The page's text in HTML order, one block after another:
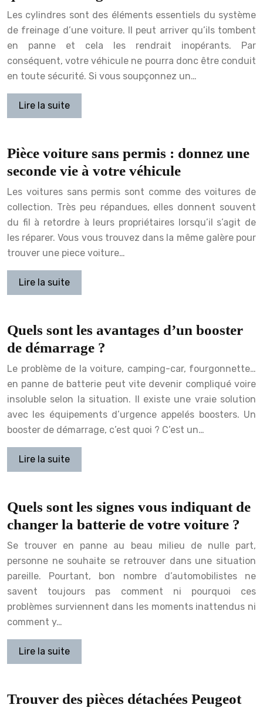
Les cylindres sont des éléments essentiels du système
de freinage d’une voiture. Il peut arriver qu’ils tombent
en panne et cela les rendrait inopérants. Par
conséquent, votre véhicule ne pourra donc être conduit
en toute sécurité. Si vous soupçonnez un…
Lire la suite
Pièce voiture sans permis : donnez une
seconde vie à votre véhicule
Les voitures sans permis sont comme des voitures de
collection. Très peu répandues, elles donnent souvent
du fil à retordre à leurs propriétaires lorsqu’il s’agit de
les réparer. Vous vous trouvez dans la même galère pour
trouver une piece voiture…
Lire la suite
Quels sont les avantages d’un booster
de démarrage ?
Le problème de la voiture, camping-car, fourgonnette…
en panne de batterie peut vite devenir compliqué voire
insoluble selon la situation. Il existe une vraie solution
avec les équipements d’urgence appelés boosters. Un
booster de démarrage, c’est quoi ? C’est un…
Lire la suite
Quels sont les signes vous indiquant de
changer la batterie de votre voiture ?
Se trouver en panne au beau milieu de nulle part,
personne ne souhaite se retrouver dans une situation
pareille. Pourtant, bon nombre d’automobilistes ne
savent toujours pas comment ni pourquoi ces
problèmes surviennent dans les moments inattendus ni
comment y…
Lire la suite
Trouver des pièces détachées Peugeot